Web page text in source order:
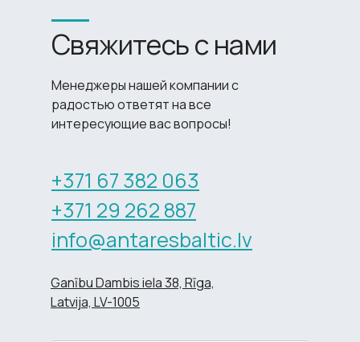
Менеджеры нашей компании с
радостью ответят на все
интересующие вас вопросы!
Свяжитесь с нами
+371 67 382 063
+371 29 262 887
info@antaresbaltic.lv
Ganību Dambis iela 38, Rīga,
Latvija, LV-1005